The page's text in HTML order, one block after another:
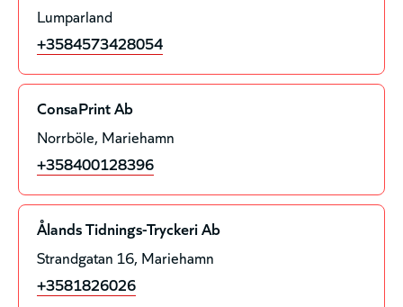
Lumparland
+3584573428054
ConsaPrint Ab
Norrböle Mariehamn
+358400128396
Ålands Tidnings-Tryckeri Ab
Strandgatan 16 Mariehamn
+3581826026